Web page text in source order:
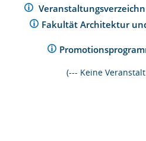
Fakultät Architektur
(--- Keine